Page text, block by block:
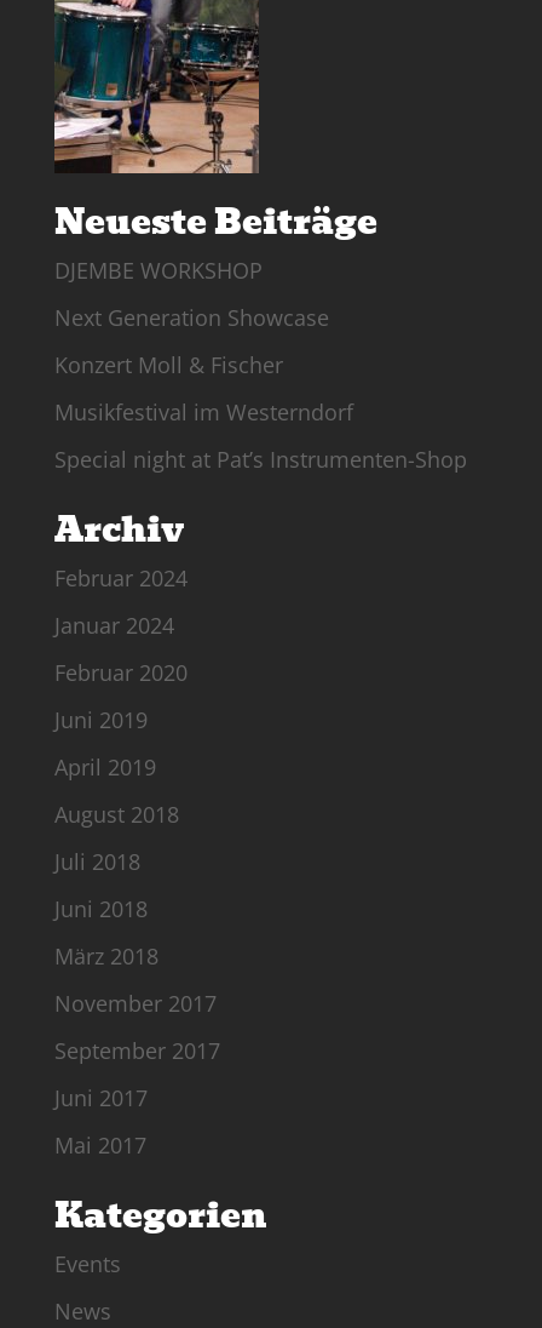
Neueste Beiträge
DJEMBE WORKSHOP
Next Generation Showcase
Konzert Moll & Fischer
Musikfestival im Westerndorf
Special night at Pat’s Instrumenten-Shop
Archiv
Februar 2024
Januar 2024
Februar 2020
Juni 2019
April 2019
August 2018
Juli 2018
Juni 2018
März 2018
November 2017
September 2017
Juni 2017
Mai 2017
Kategorien
Events
News